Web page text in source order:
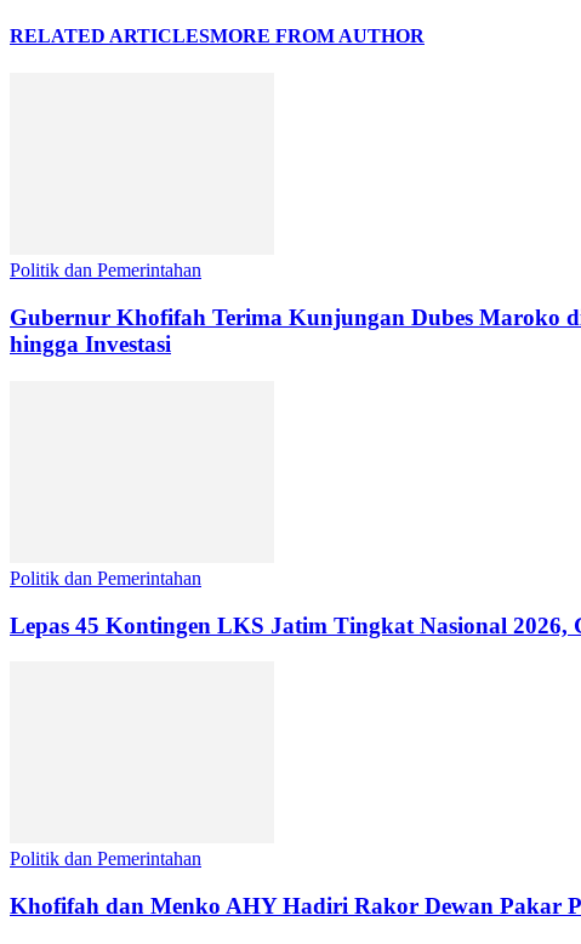
RELATED ARTICLESMORE FROM AUTHOR
Politik dan Pemerintahan
Gubernur Khofifah Terima Kunjungan Dubes Maroko
hingga Investasi
Politik dan Pemerintahan
Lepas 45 Kontingen LKS Jatim Tingkat Nasional
Politik dan Pemerintahan
Khofifah dan Menko AHY Hadiri Rakor Dewan Pakar